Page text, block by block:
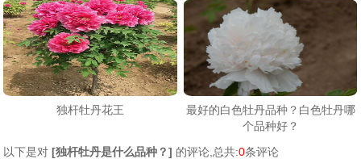
独杆牡丹花王
最好的白色牡丹品种？白色牡丹哪
个品种好？
以下是对 [独杆牡丹是什么品种？] 的评论,总共:0条评论